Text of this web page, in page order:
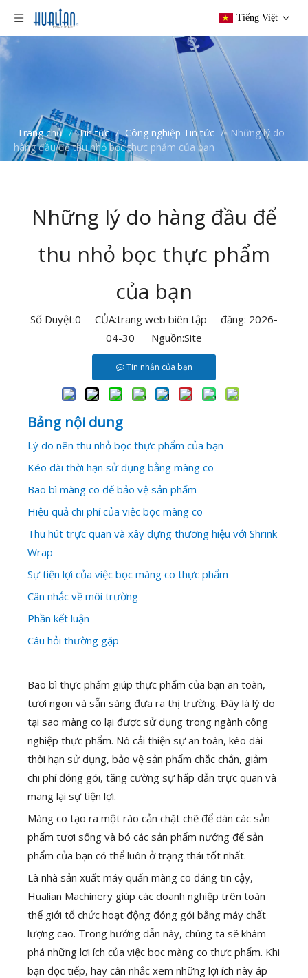
Tiếng Việt
Trang chủ / Tin tức / Công nghiệp Tin tức / Những lý do
hàng đầu để thu nhỏ bọc thực phẩm của bạn
Những lý do hàng đầu để
thu nhỏ bọc thực phẩm
của bạn
Số Duyệt:0 CỦA:trang web biên tập đăng: 2026-
04-30 Nguồn:Site
Tin nhắn của bạn
Bảng nội dung
Lý do nên thu nhỏ bọc thực phẩm của bạn
Kéo dài thời hạn sử dụng bằng màng co
Bao bì màng co để bảo vệ sản phẩm
Hiệu quả chi phí của việc bọc màng co
Thu hút trực quan và xây dựng thương hiệu với Shrink
Wrap
Sự tiện lợi của việc bọc màng co thực phẩm
Cân nhắc về môi trường
Phần kết luận
Câu hỏi thường gặp
Bao bì thực phẩm giúp thực phẩm của bạn an toàn,
tươi ngon và sẵn sàng đưa ra thị trường. Đây là lý do
tại sao màng co lại được sử dụng trong ngành công
nghiệp thực phẩm. Nó cải thiện sự an toàn, kéo dài
thời hạn sử dụng, bảo vệ sản phẩm chắc chắn, giảm
chi phí đóng gói, tăng cường sự hấp dẫn trực quan và
mang lại sự tiện lợi.
Màng co tạo ra một rào cản chặt chẽ để dán các sản
phẩm tươi sống và bó các sản phẩm nướng để sản
phẩm của bạn có thể luôn ở trạng thái tốt nhất.
Là nhà sản xuất máy quấn màng co đáng tin cậy,
Hualian Machinery giúp các doanh nghiệp trên toàn
thế giới tổ chức hoạt động đóng gói bằng máy chất
lượng cao. Trong hướng dẫn này, chúng ta sẽ khám
phá những lợi ích của việc bọc màng co thực phẩm. Khi
bạn đọc tiếp, hãy cân nhắc xem những lợi ích này áp